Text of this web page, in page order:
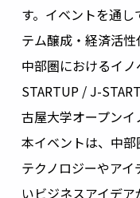
す。イベントを通
テム醸成・経済活
中部圏におけるイ
STARTUP / J-
古屋大学オープン
本イベントは、中
テクノロジーやア
いビジネスアイデ